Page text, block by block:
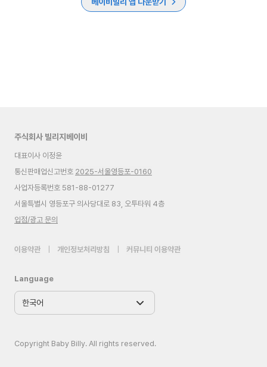
주식회사 빌리지베이비
대표이사 이정윤
통신판매업신고번호 2025-서울영등포-0160
사업자등록번호 581-88-01277
서울특별시 영등포구 의사당대로 83, 오투타워 4층
입점/광고 문의
이용약관 개인정보처리방침 커뮤니티 이용약관
Language
Copyright Baby Billy. All rights reserved.